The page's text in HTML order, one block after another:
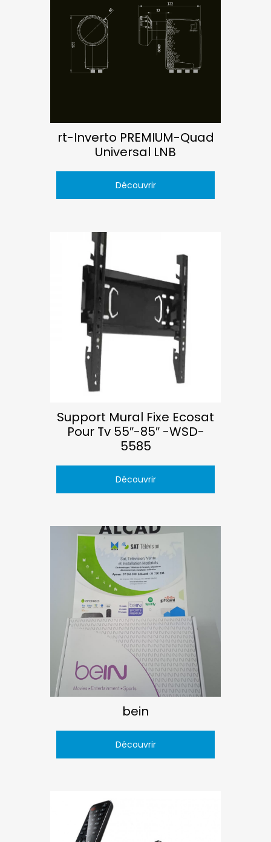
rt-Inverto PREMIUM-Quad
Universal LNB
Découvrir
Support Mural Fixe Ecosat
Pour Tv 55″-85″ -WSD-
5585
Découvrir
bein
Découvrir